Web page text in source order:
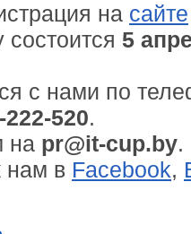
на сайте
5
с нами по
520.
на pr@it-cup.by.
нам в Facebook,